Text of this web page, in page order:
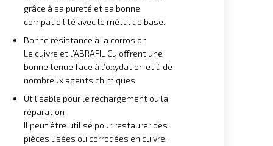
grâce à sa pureté et sa bonne
compatibilité avec le métal de base.
Bonne résistance à la corrosion
Le cuivre et l’ABRAFIL Cu offrent une
bonne tenue face à l’oxydation et à de
nombreux agents chimiques.
Utilisable pour le rechargement ou la
réparation
Il peut être utilisé pour restaurer des
pièces usées ou corrodées en cuivre,